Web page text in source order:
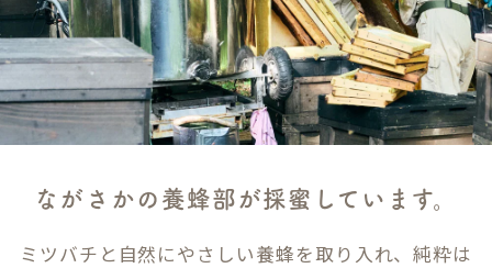
ながさかの養蜂部が採蜜しています。
ミツバチと自然にやさしい養蜂を取り入れ、純粋は